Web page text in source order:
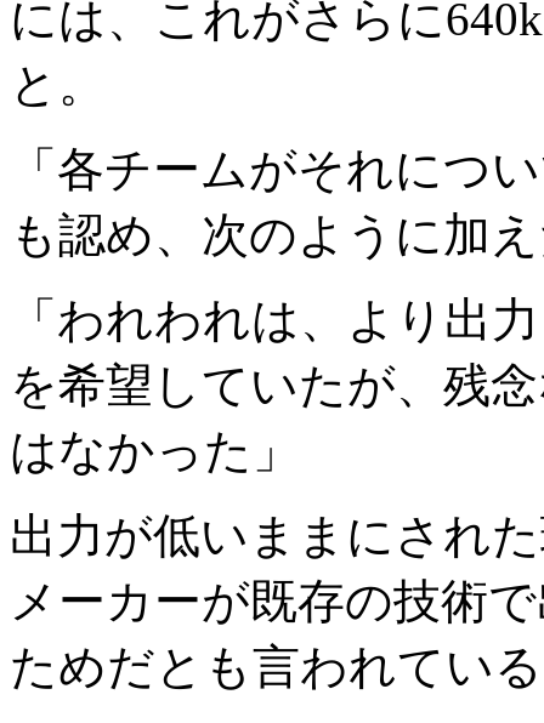
には、これがさらに
と。
「各チームがそれにつ
も認め、次のように加
「われわれは、より出
を希望していたが、残
はなかった」
出力が低いままにされ
メーカーが既存の技術
ためだとも言われてい